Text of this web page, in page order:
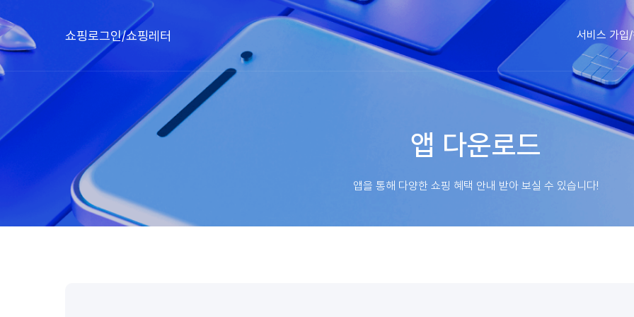
쇼핑로그인/쇼핑레터
B
e
n
u
서비스 가입
앱 다운로드
앱을 통해 다양한 쇼핑 혜택 안내 받아 보실 수 있습니다!